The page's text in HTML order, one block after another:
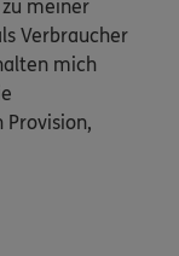
meiner
Verbraucher
mich